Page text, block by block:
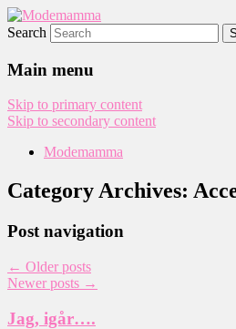
Modemamma
Search
Main menu
Skip to primary content
Skip to secondary content
Modemamma
Category Archives:
Post navigation
← Older posts
Newer posts →
Jag, igår….